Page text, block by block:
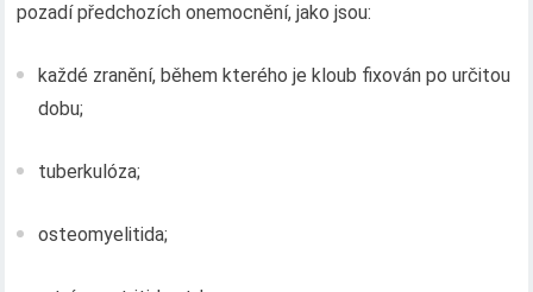
pozadí předchozích onemocnění, jako jsou:
každé zranění, během kterého je kloub fixován po určitou
dobu;
tuberkulóza;
osteomyelitida;